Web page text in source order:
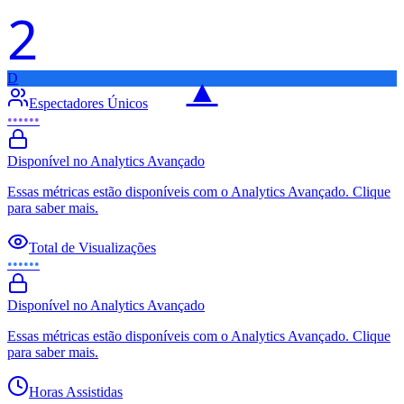
2
▲
D
Espectadores Únicos
••••••
Disponível no Analytics Avançado
Essas métricas estão disponíveis com o Analytics Avançado. Clique
para saber mais.
Total de Visualizações
••••••
Disponível no Analytics Avançado
Essas métricas estão disponíveis com o Analytics Avançado. Clique
para saber mais.
Horas Assistidas